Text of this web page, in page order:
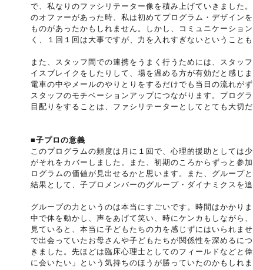
で、私なりのファシリテーター像を積み上げていきました
のオファーがあった時、私は初めてプログラム・デザイン
ものがあったかもしれません。しかし、コミュニケーショ
く、１回１回は大事ですが、力を入れすぎないということも
また、スタッフ間での連携をうまく行うためには、スタッ
イスブレイクをしたりして、場を温める方が有効だと感じ
電車の中やメールのやりとりをするだけでも当日の流れが
スタッフのモチベーションアップにつながります。プログ
目配りをすることは、ファシリテーターとしてとても大切だ
■子プロの意義
このプログラムの頻度は月に１回で、心理的援助としては
がそれをカバーしました。また、初期のころからずっと参
ログラムの価値が見出せるかと思います。また、グループ
結果として、子プロメンバーのグループ・ダイナミクスを
グループの力というのは本当にすごいです。時間はかかり
中で体を動かし、声をあげて笑い、時にケンカもしながら
見ていると、本当に子どもたちの力を感じずにはいられま
で出会っていたお母さんや子どもたちが関係性を深めるに
きました。先ほどは臨床心理士としてのフィールドなどと
に会いたい」という気持ちのほうが勝っていたのかもしれ